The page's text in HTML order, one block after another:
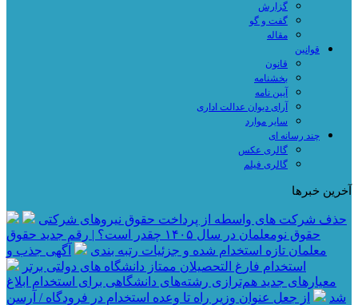
گزارش
گفت و گو
مقاله
قوانین
قانون
بخشنامه
آیین نامه
آرای دیوان عدالت اداری
سایر موارد
چند رسانه ای
گالری عکس
گالری فیلم
آخرین خبرها
حذف شرکت های واسطه از پرداخت حقوق نیروهای شرکتی
حقوق نومعلمان در سال ۱۴۰۵ چقدر است؟ | رقم جدید حقوق
معلمان تازه استخدام شده و جزئیات رتبه بندی
آگهی جذب و
استخدام فارغ التحصیلان ممتاز دانشگاه های دولتی برتر
معیار‌های جدید هم‌ترازی رشته‌های دانشگاهی برای استخدام ابلاغ
شد
از جعل عنوان وزیر راه تا وعده استخدام در فرودگاه / آرسن